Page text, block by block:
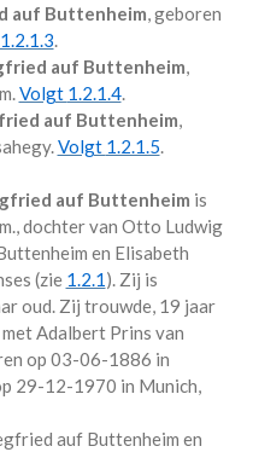
auf Buttenheim, geboren
1.2.1.3.
auf Buttenheim,
.Volgt 1.2.1.4.
auf Buttenheim,
.Volgt 1.2.1.5.
auf Buttenheim is
, dochter van Otto Ludwig
en Elisabeth
(zie 1.2.1). Zij is
oud. Zij trouwde, 19 jaar
Adalbert Prins van
op 03-06-1886 in
29-12-1970 in Munich,
auf Buttenheim en